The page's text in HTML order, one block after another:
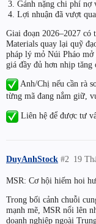
Gánh nặng chi phí nợ
Lợi nhuận đã vượt
Giai đoạn 2026–2027 có
Materials quay lại quỹ
pháp lý mỏ Núi Pháo
giá đầy đủ hơn nhịp tăng
Anh/Chị nếu cần rà
từng mã đang nắm giữ,
Liên hệ để được tư
DuyAnhStock 19
#2
MSR: Cơ hội hiếm hoi
Trong bối cảnh chuỗi
mạnh mẽ, MSR nổi lên
doanh nghiệp ngoài